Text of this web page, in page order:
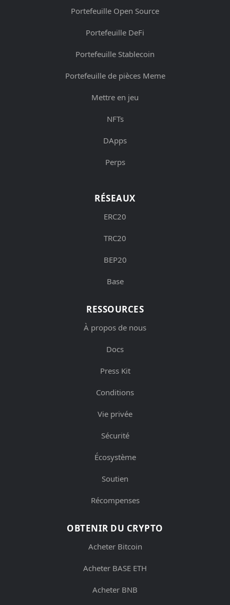
Portefeuille Open Source
Portefeuille DeFi
Portefeuille Stablecoin
Portefeuille de pièces Meme
Mettre en jeu
NFTs
DApps
Perps
RÉSEAUX
ERC20
TRC20
BEP20
Base
RESSOURCES
À propos de nous
Docs
Press Kit
Conditions
Vie privée
Sécurité
Écosystème
Soutien
Récompenses
OBTENIR DU CRYPTO
Acheter Bitcoin
Acheter BASE ETH
Acheter BNB